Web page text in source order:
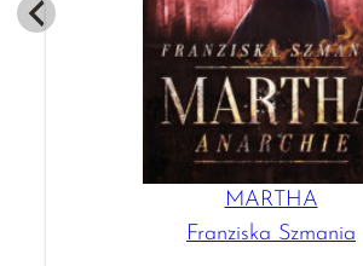
MARTHA
Franziska Szmania